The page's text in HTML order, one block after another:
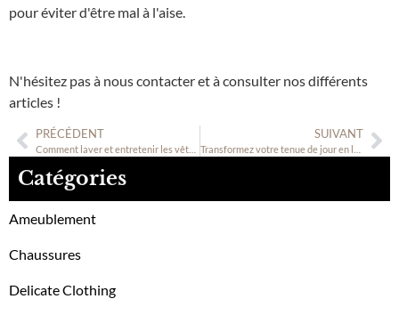
pour éviter d'être mal à l'aise.
N'hésitez pas à nous contacter et à consulter nos différents
articles !
PRÉCÉDENT SUIVANT
Catégories
Ameublement
Chaussures
Delicate Clothing